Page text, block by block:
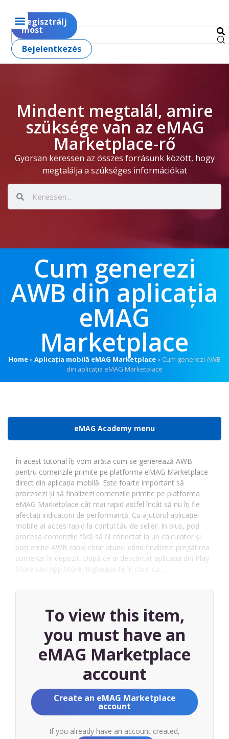
Regisztrálj
most
Bejelentkezés
Mindent megtalál, amire
szüksége van az eMAG
Marketplace-rő
Gyorsan keressen az összes forrásunk között, hogy
megtalálja a szükséges információkat
Cum generezi
AWB din aplicația
eMAG
Marketplace
Home»Aplicația mobilă eMAG Marketplace» Cum generezi AWB
din aplicația eMAG Marketplace
eMAG Academy menu
În acest tutorial îți vom arăta cum se generează AWB
pentru comenzile primite pe platforma eMAG Marketplace
direct din aplicația mobilă. Este foarte important să
procesezi și să finalizezi comenzile primite pe platforma
eMAG Marketplace cât mai rapid astfel încât să nu îți fie
afectați indicatorii de performanță. Cu ajutorul aplicației
mobile ai acces rapid la contul tău de seller. In plus, poți
procesa comenzile fără să fii conectat la un calculator și
poți emite AWB rapid chiar atunci când finalizezi pregătirea
comenzii în depozit. După ce ai descărcat aplicația din Play
Store sau App Store, loghează-te în cont cu…
To view this item,
you must have an
eMAG Marketplace
account
Create an eMAG Marketplace
account
If you already have an account created,